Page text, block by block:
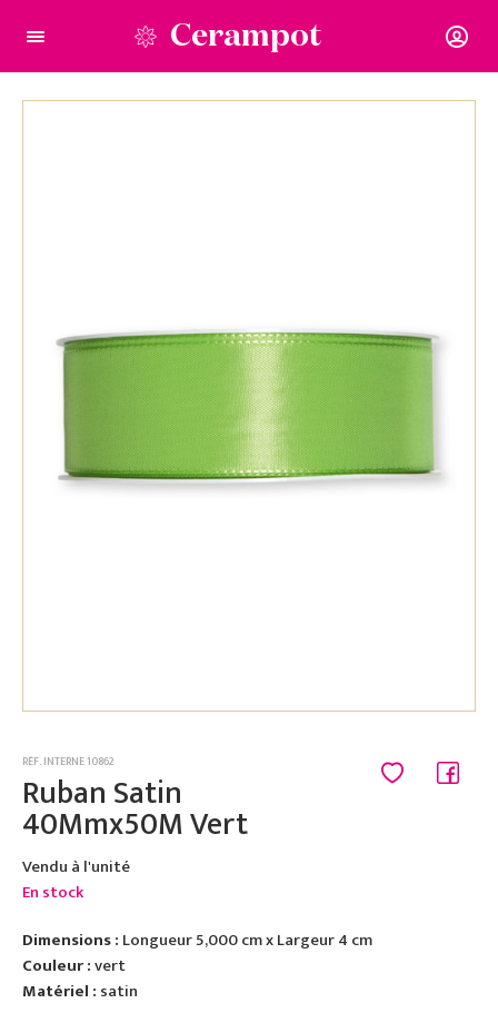
Cerampot
RÉF. INTERNE 10862
Ruban Satin
40Mmx50M Vert
Vendu à l'unité
En stock
Dimensions : Longueur 5,000 cm x Largeur 4 cm
Couleur :vert
Matériel : satin